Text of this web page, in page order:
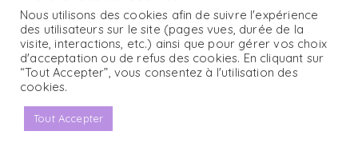
Site web
Nous utilisons des cookies afin de suivre l'expérience
des utilisateurs sur le site (pages vues, durée de la
visite, interactions, etc.) ainsi que pour gérer vos choix
d'acceptation ou de refus des cookies. En cliquant sur
“Tout Accepter”, vous consentez à l'utilisation des
cookies.
Tout Accepter